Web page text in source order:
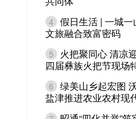
4 假日生活 | 一城
文旅融合致富密码
5
火把聚同心 清
四届彝族火把节现场
6 绿美山乡起宏图
盐津推进农业农村现